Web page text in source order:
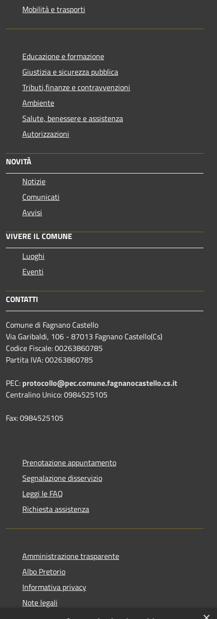
Mobilità e trasporti
Educazione e formazione
Giustizia e sicurezza pubblica
Tributi,finanze e contravvenzioni
Ambiente
Salute, benessere e assistenza
Autorizzazioni
NOVITÀ
Notizie
Comunicati
Avvisi
VIVERE IL COMUNE
Luoghi
Eventi
CONTATTI
Comune di Fagnano Castello
Via Garibaldi, 106 - 87013 Fagnano Castello(Cs)
Codice Fiscale: 00263860785
Partita IVA: 00263860785
PEC: protocollo@pec.comune.fagnanocastello.cs.it
Centralino Unico: 0984525105
Fax: 0984525105
Prenotazione appuntamento
Segnalazione disservizio
Leggi le FAQ
Richiesta assistenza
Amministrazione trasparente
Albo Pretorio
Informativa privacy
Note legali